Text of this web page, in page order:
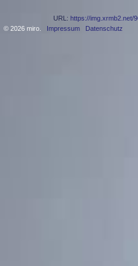
URL: https://img.xrmb2.net/
© 2026 miro. Impressum Datenschutz